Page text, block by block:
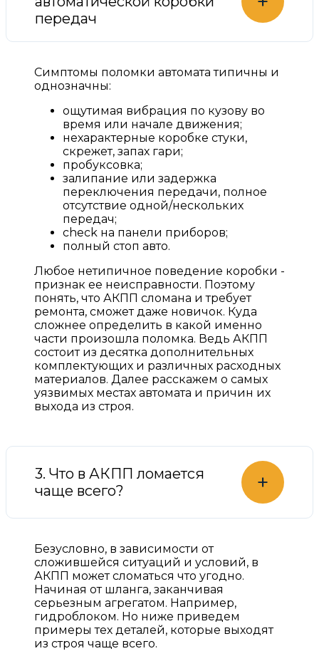
передач
Симптомы поломки автомата типичны и
однозначны:
ощутимая вибрация по кузову во
время или начале движения;
нехарактерные коробке стуки,
скрежет, запах гари;
пробуксовка;
залипание или задержка
переключения передачи, полное
отсутствие одной/нескольких
передач;
check на панели приборов;
полный стоп авто.
Любое нетипичное поведение коробки -
признак ее неисправности. Поэтому
понять, что АКПП сломана и требует
ремонта, сможет даже новичок. Куда
сложнее определить в какой именно
части произошла поломка. Ведь АКПП
состоит из десятка дополнительных
комплектующих и различных расходных
материалов. Далее расскажем о самых
уязвимых местах автомата и причин их
выхода из строя.
3. Что в АКПП ломается
чаще всего?
+
Безусловно, в зависимости от
сложившейся ситуаций и условий, в
АКПП может сломаться что угодно.
Начиная от шланга, заканчивая
серьезным агрегатом. Например,
гидроблоком. Но ниже приведем
примеры тех деталей, которые выходят
из строя чаще всего.